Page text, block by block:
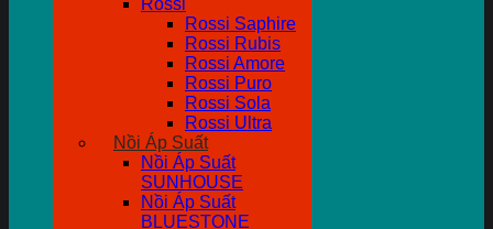
Rossi
Rossi Saphire
Rossi Rubis
Rossi Amore
Rossi Puro
Rossi Sola
Rossi Ultra
Nồi Áp Suất
Nồi Áp Suất
SUNHOUSE
Nồi Áp Suất
BLUESTONE